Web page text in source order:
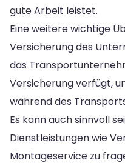
gute Arbeit leistet.
Eine weitere wichtige
Versicherung des
das
Versicherung verfügt,
während des
Es kann auch sinnvoll
Dienstleistungen wie
Montageservice zu